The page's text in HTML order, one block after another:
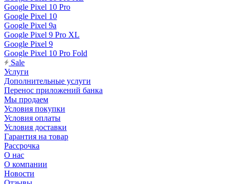
Google Pixel 10 Pro
Google Pixel 10
Google Pixel 9a
Google Pixel 9 Pro XL
Google Pixel 9
Google Pixel 10 Pro Fold
Sale
Услуги
Дополнительные услуги
Перенос приложений банка
Мы продаем
Условия покупки
Условия оплаты
Условия доставки
Гарантия на товар
Рассрочка
О нас
О компании
Новости